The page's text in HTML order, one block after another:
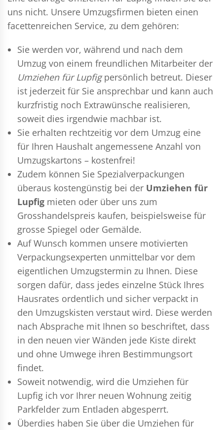
uns nicht. Unsere Umzugsfirmen bieten einen
facettenreichen Service, zu dem gehören:
Sie werden vor, während und nach dem
Umzug von einem freundlichen Mitarbeiter der
Umziehen für Lupfigpersönlich betreut. Dieser
ist jederzeit für Sie ansprechbar und kann auch
kurzfristig noch Extrawünsche realisieren,
soweit dies irgendwie machbar ist.
Sie erhalten rechtzeitig vor dem Umzug eine
für Ihren Haushalt angemessene Anzahl von
Umzugskartons – kostenfrei!
Zudem können Sie Spezialverpackungen
überaus kostengünstig bei der Umziehen für
Lupfig mieten oder über uns zum
Grosshandelspreis kaufen, beispielsweise für
grosse Spiegel oder Gemälde.
Auf Wunsch kommen unsere motivierten
Verpackungsexperten unmittelbar vor dem
eigentlichen Umzugstermin zu Ihnen. Diese
sorgen dafür, dass jedes einzelne Stück Ihres
Hausrates ordentlich und sicher verpackt in
den Umzugskisten verstaut wird. Diese werden
nach Absprache mit Ihnen so beschriftet, dass
in den neuen vier Wänden jede Kiste direkt
und ohne Umwege ihren Bestimmungsort
findet.
Soweit notwendig, wird die Umziehen für
Lupfig ich vor Ihrer neuen Wohnung zeitig
Parkfelder zum Entladen abgesperrt.
Überdies haben Sie über die Umziehen für